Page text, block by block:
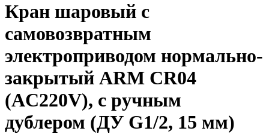
Кран шаровый с
самовозвратным
электроприводом нормально-
закрытый ARM CR04
(AC220V), с ручным
дублером (ДУ G1/2, 15 мм)